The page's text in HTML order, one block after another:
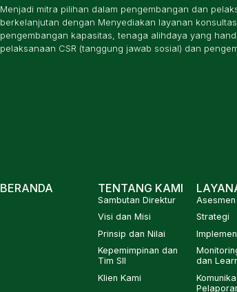
Menjadi mitra pilihan dalam pengembangan dan
berkelanjutan dengan Menyediakan layanan
pengembangan kapasitas, tenaga alihdaya yang
pelaksanaan CSR (tanggung jawab sosial) dan
BERANDA TENTANG KAMI
Sambutan Direktur
Visi dan Misi
Prinsip dan Nilai
Kepemimpinan dan
Tim SII
Klien Kami
Asesmen
Strategi
dan